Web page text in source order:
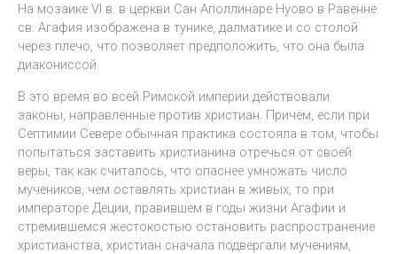
На мозаике VI в. в церкви Сан Аполлинаре Нуово в Равенне
св. Агафия изображена в тунике, далматике и со столой
через плечо, что позволяет предположить, что она была
диакониссой.
В это время во всей Римской империи действовали
законы, направленные против христиан. Причём, если при
Септимии Севере обычная практика состояла в том, чтобы
попытаться заставить христианина отречься от своей
веры, так как считалось, что опаснее умножать число
мучеников, чем оставлять христиан в живых, то при
императоре Деции, правившем в годы жизни Агафии и
стремившемся жестокостью остановить распространение
христианства, христиан сначала подвергали мучениям,